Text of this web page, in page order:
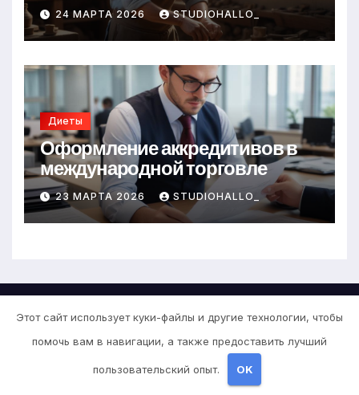
24 МАРТА 2026 STUDIOHALLO_
Диеты
Оформление аккредитивов в
международной торговле
23 МАРТА 2026 STUDIOHALLO_
Детокс стиль
Этот сайт использует куки-файлы и другие технологии, чтобы
помочь вам в навигации, а также предоставить лучший
пользовательский опыт. OK